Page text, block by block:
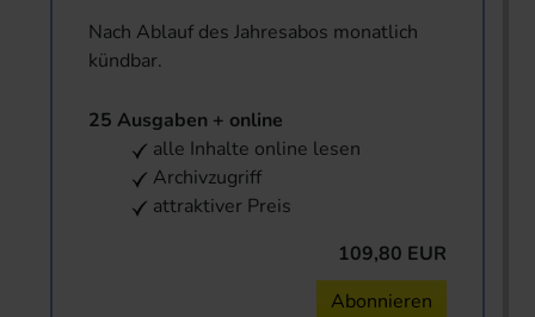
Nach Ablauf des Jahresabos monatlich
kündbar.
25 Ausgaben + online
alle Inhalte online lesen
Archivzugriff
attraktiver Preis
109,80 EUR
Abonnieren